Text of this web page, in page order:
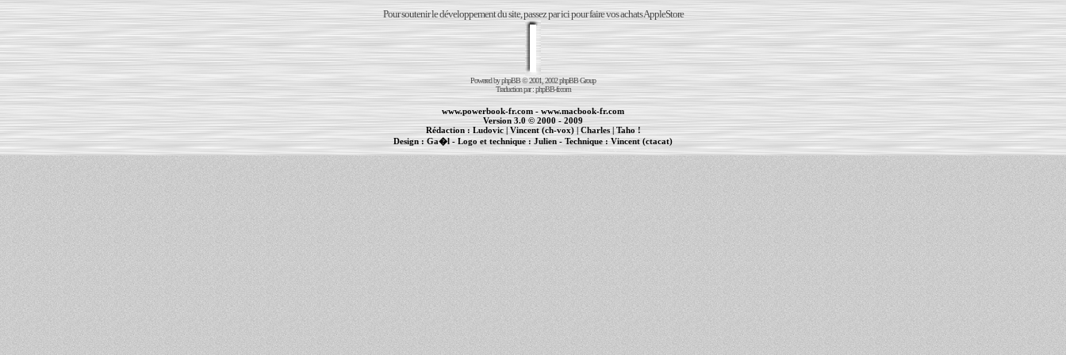
Pour soutenir le développement du site, passez par ici pour faire vos achats AppleStore
Powered byphpBB© 2001, 2002 phpBB Group
Traduction par :phpBB-fr.com
www.powerbook-fr.com - www.macbook-fr.com
Version 3.0 © 2000 - 2009
Rédaction : Ludovic|Vincent (ch-vox)| Charles|Taho !
Design :Ga�l - Logo et technique : Julien - Technique :Vincent (ctacat)
| | cr�ation de sites Internet